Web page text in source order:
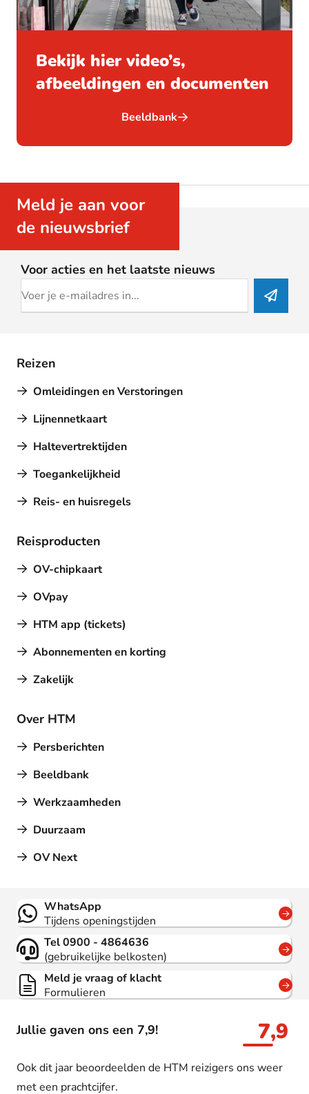
Bekijk hier video’s,
afbeeldingen en documenten
Beeldbank
Meld je aan voor
de nieuwsbrief
Voor acties en het laatste nieuws
Reizen
Omleidingen en Verstoringen
Lijnennetkaart
Haltevertrektijden
Toegankelijkheid
Reis- en huisregels
Reisproducten
OV-chipkaart
OVpay
HTM app (tickets)
Abonnementen en korting
Zakelijk
Over HTM
Persberichten
Beeldbank
Werkzaamheden
Duurzaam
OV Next
Jullie gaven ons een 7,9! 7,9
Ook dit jaar beoordeelden de HTM reizigers ons weer
met een prachtcijfer.
Contact
WhatsApp
Tijdens openingstijden
Tel 0900 - 4864636
(gebruikelijke belkosten)
Meld je vraag of klacht
Formulieren